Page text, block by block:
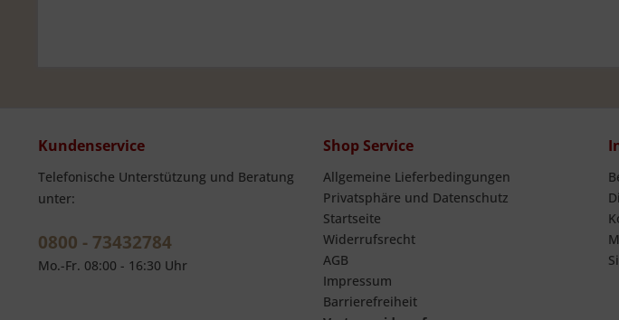
Kundenservice
Telefonische Unterstützung und Beratung
unter:
0800 - 73432784
Mo.-Fr. 08:00 - 16:30 Uhr
Shop Service
Allgemeine Lieferbedingungen
Privatsphäre und Datenschutz
Startseite
Widerrufsrecht
AGB
Impressum
Barrierefreiheit